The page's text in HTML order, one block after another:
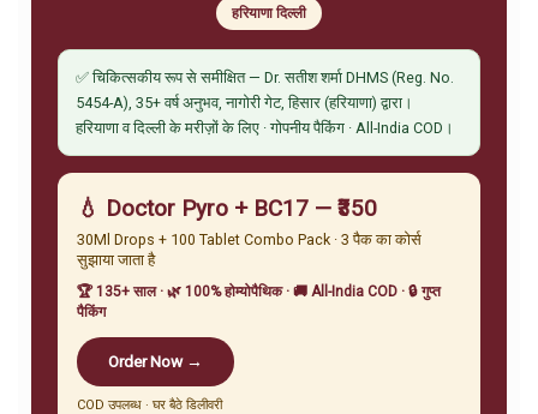
हरियाणा दिल्ली
✅ चिकित्सकीय रूप से समीक्षित — Dr. सतीश शर्मा DHMS (Reg. No.
5454-A), 35+ वर्ष अनुभव, नागोरी गेट, हिसार (हरियाणा) द्वारा।
हरियाणा व दिल्ली के मरीज़ों के लिए · गोपनीय पैकिंग · All-India COD।
💧 Doctor Pyro + BC17 — ₹350
30Ml Drops + 100 Tablet Combo Pack · 3 पैक का कोर्स
सुझाया जाता है
🏆 135+ साल · 🌿 100% होम्योपैथिक · 🚚 All-India COD · 🔒 गुप्त
पैकिंग
Order Now →
COD उपलब्ध · घर बैठे डिलीवरी